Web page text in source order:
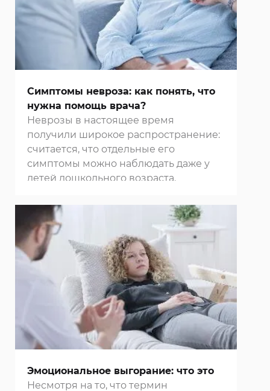
Симптомы невроза: как понять, что
нужна помощь врача?
Неврозы в настоящее время
получили широкое распространение:
считается, что отдельные его
симптомы можно наблюдать даже у
детей дошкольного возраста.
Эмоциональное выгорание: что это
Несмотря на то, что термин